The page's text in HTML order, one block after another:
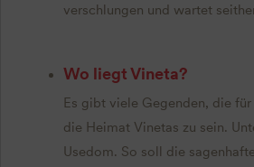
verschlungen und wartet
Wo liegt Vineta?
Es gibt viele Gegenden, die
die Heimat Vinetas zu sein.
Usedom. So soll die